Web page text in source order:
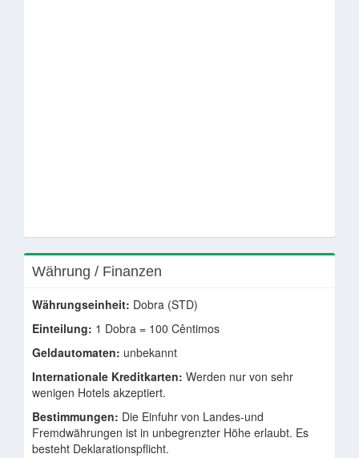
Währung / Finanzen
Währungseinheit: Dobra (STD)
Einteilung: 1 Dobra = 100 Cêntimos
Geldautomaten: unbekannt
Internationale Kreditkarten: Werden nur von sehr
wenigen Hotels akzeptiert.
Bestimmungen: Die Einfuhr von Landes-und
Fremdwährungen ist in unbegrenzter Höhe erlaubt. Es
besteht Deklarationspflicht.